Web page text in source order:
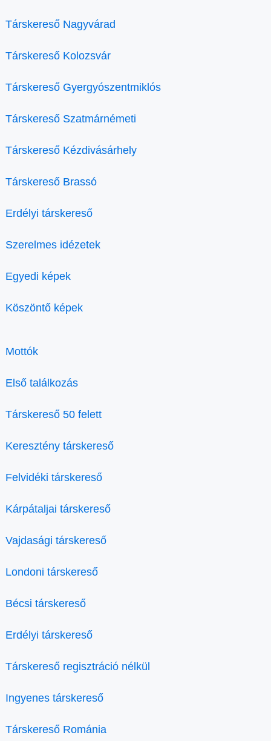
Társkereső Nagyvárad
Társkereső Kolozsvár
Társkereső Gyergyószentmiklós
Társkereső Szatmárnémeti
Társkereső Kézdivásárhely
Társkereső Brassó
Erdélyi társkereső
Szerelmes idézetek
Egyedi képek
Köszöntő képek
Mottók
Első találkozás
Társkereső 50 felett
Keresztény társkereső
Felvidéki társkereső
Kárpátaljai társkereső
Vajdasági társkereső
Londoni társkereső
Bécsi társkereső
Erdélyi társkereső
Társkereső regisztráció nélkül
Ingyenes társkereső
Társkereső Románia